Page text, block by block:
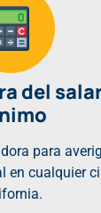
del
para
en cualquier